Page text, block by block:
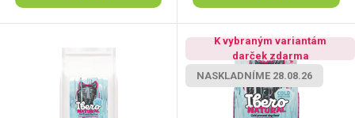
K vybraným variantám
darček zdarma
NASKLADNÍME 28.08.26